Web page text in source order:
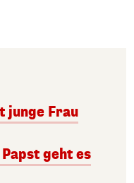
junge Frau
geht es